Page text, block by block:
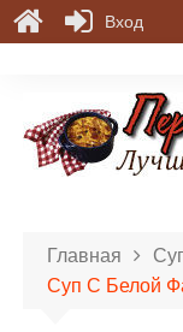
Главная
Суп С Белой
Вход